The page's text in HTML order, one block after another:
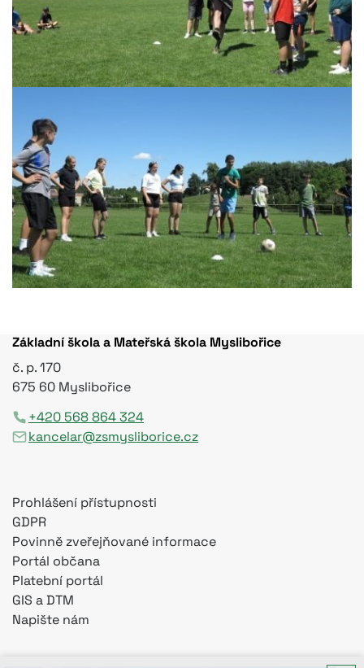
Základní škola a Mateřská škola Myslibořice
č. p. 170
675 60 Myslibořice
+420 568 864 324
kancelar@zsmysliborice.cz
Prohlášení přístupnosti
GDPR
Povinně zveřejňované informace
Portál občana
Platební portál
GIS a DTM
Napište nám